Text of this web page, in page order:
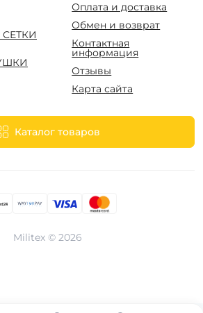
Оплата и доставка
Обмен и возврат
Контактная
информация
Отзывы
Карта сайта
Каталог товаров
Militex © 2026